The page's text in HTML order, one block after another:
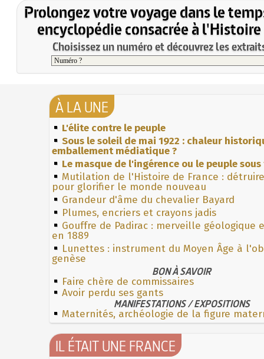
Prolongez votre voyage dans le
encyclopédie consacrée à l'Histoire
Choisissez un numéro et découvrez les
À LA UNE
L'élite contre le peuple
Sous le soleil de mai 1922 : chaleur
emballement médiatique ?
Le masque de l'ingérence ou le peuple
Mutilation de l'Histoire de France :
pour glorifier le monde nouveau
Grandeur d'âme du chevalier Bayard
Plumes, encriers et crayons jadis
Gouffre de Padirac : merveille géologique
en 1889
Lunettes : instrument du Moyen Âge à
genèse
BON À SAVOIR
Faire chère de commissaires
Avoir perdu ses gants
MANIFESTATIONS / EXPOSITIONS
Maternités, archéologie de la figure
IL ÉTAIT UNE FRANCE